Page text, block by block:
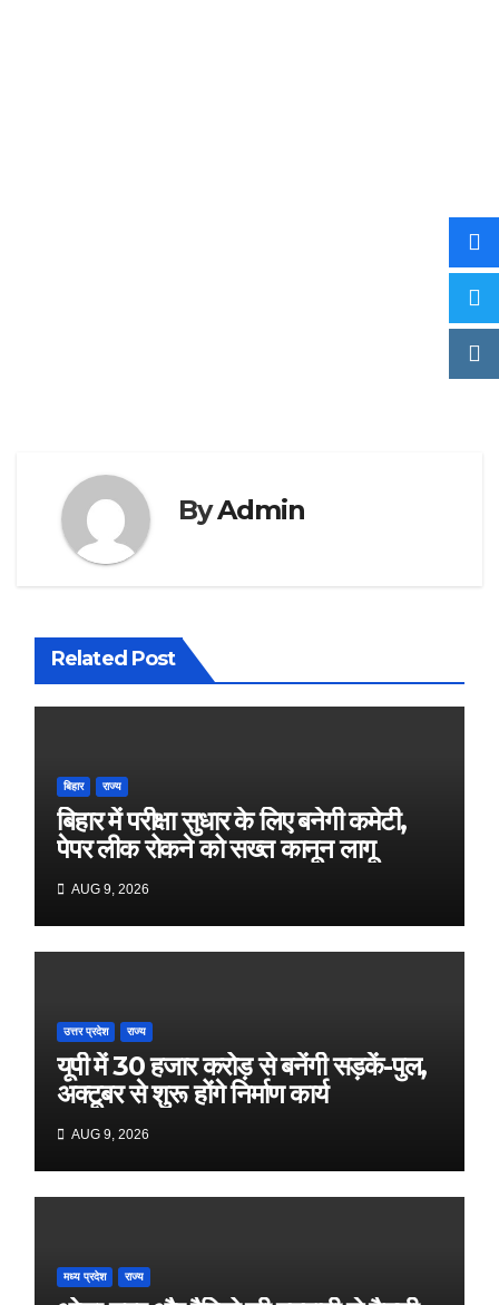
ByAdmin
Related Post
बिहार राज्य
बिहार में परीक्षा सुधार के लिए बनेगी कमेटी,
पेपर लीक रोकने को सख्त कानून लागू
AUG 9, 2026
उत्तर प्रदेश राज्य
यूपी में 30 हजार करोड़ से बनेंगी सड़कें-पुल,
अक्टूबर से शुरू होंगे निर्माण कार्य
AUG 9, 2026
मध्य प्रदेश राज्य